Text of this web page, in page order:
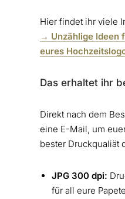
Hier findet ihr viele
→ Unzählige Ideen
eures
Das erhaltet ihr
Direkt nach dem
eine E-Mail, um
bester Druckqualiät
JPG 300 dpi:
für all eure